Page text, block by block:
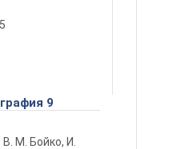
9
В. М. Бойко, И.